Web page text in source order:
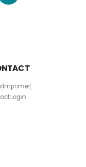
Imprimer
Login